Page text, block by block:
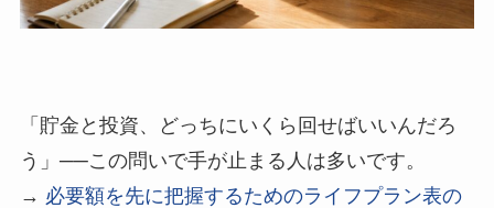
「貯金と投資、どっちにいくら回せばいいんだろ
う」──この問いで手が止まる人は多いです。
→ 必要額を先に把握するためのライフプラン表の